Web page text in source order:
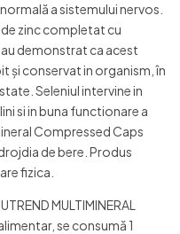
a sistemului nervos.
zinc completat cu
demonstrat ca acest
și conservat in organism, în
Seleniul intervine in
si in buna functionare a
Compressed Caps
de bere. Produs
fizica.
MULTIMINERAL
se consumă 1